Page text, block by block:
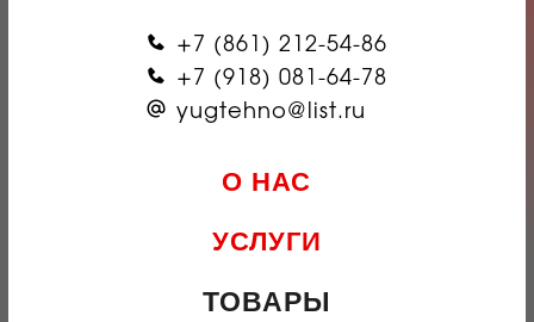
+7 (861) 212-54-86
+7 (918) 081-64-78
yugtehno@list.ru
О НАС
УСЛУГИ
ТОВАРЫ